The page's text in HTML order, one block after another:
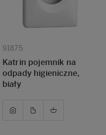
91875
Katrin pojemnik na
odpady higieniczne,
biały